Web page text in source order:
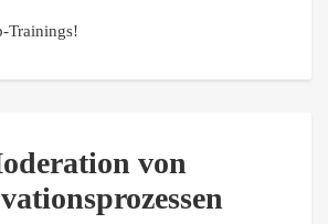
Trainings!
von